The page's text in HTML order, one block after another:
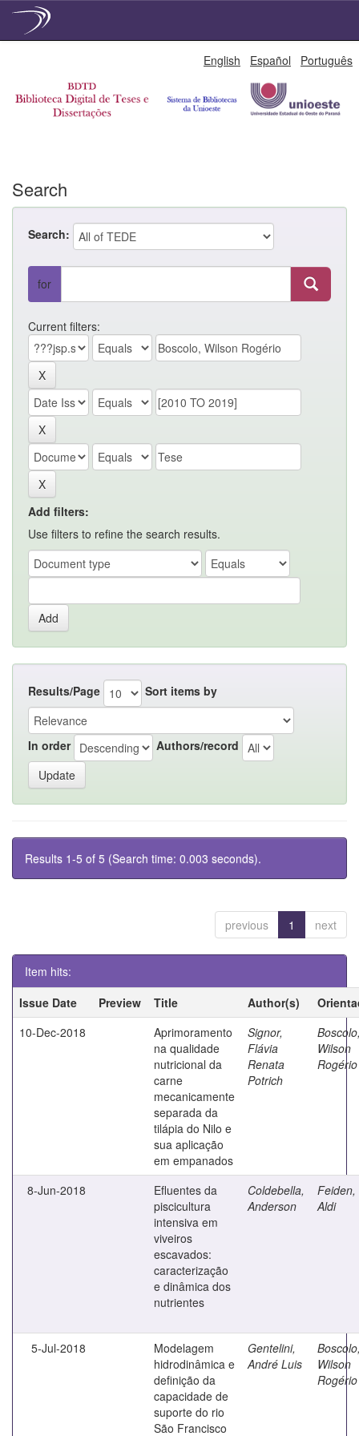
English Español Português
Search
Search:
for
Current filters:
Add filters:
Use filters to refine the search results.
Results/Page Sort items by
In order Authors/record
Results 1-5 of 5 (Search time: 0.003 seconds).
previous 1 next
Item hits:
Issue Date
Preview Title Author(s)
10-Dec-2018
Aprimoramento
na qualidade
nutricional da
carne
mecanicamente
separada da
tilápia do Nilo e
sua aplicação
em empanados
Signor,
Flávia
Renata
Potrich
Wilson
Rogério
8-Jun-2018
Efluentes da
piscicultura
intensiva em
viveiros
escavados:
caracterização
e dinâmica dos
nutrientes
Coldebella,
Anderson
Feiden,
Aldi
5-Jul-2018
Modelagem
hidrodinâmica e
definição da
capacidade de
suporte do rio
São Francisco
Gentelini,
André Luis
Wilson
Rogério